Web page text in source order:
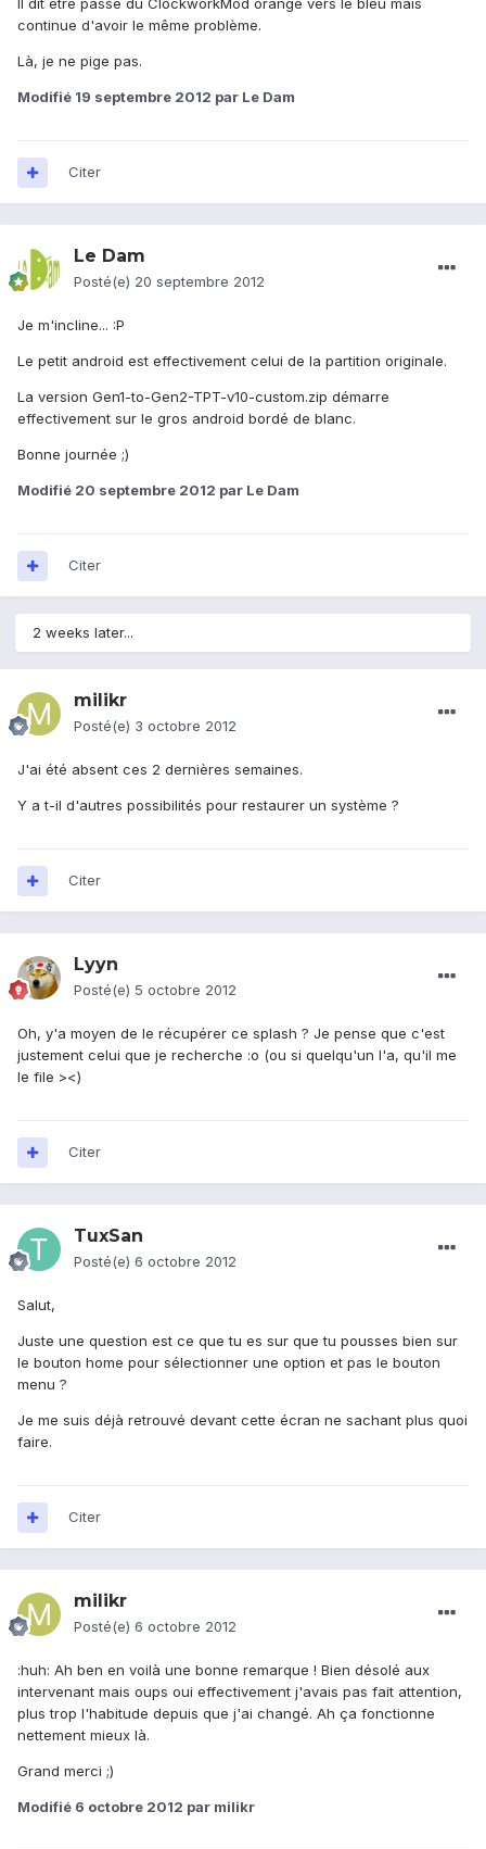
Il dit être passé du ClockworkMod orange vers le bleu mais
continue d'avoir le même problème.
Là, je ne pige pas.
Modifié 19 septembre 2012 par Le Dam
Citer
Le Dam
Posté(e) 20 septembre 2012
Je m'incline... :P
Le petit android est effectivement celui de la partition originale.
La version Gen1-to-Gen2-TPT-v10-custom.zip démarre
effectivement sur le gros android bordé de blanc.
Bonne journée ;)
Modifié 20 septembre 2012 par Le Dam
Citer
2 weeks later...
milikr
Posté(e) 3 octobre 2012
J'ai été absent ces 2 dernières semaines.
Y a t-il d'autres possibilités pour restaurer un système ?
Citer
Lyyn
Posté(e) 5 octobre 2012
Oh, y'a moyen de le récupérer ce splash ? Je pense que c'est
justement celui que je recherche :o (ou si quelqu'un l'a, qu'il me
le file ><)
Citer
TuxSan
Posté(e) 6 octobre 2012
Salut,
Juste une question est ce que tu es sur que tu pousses bien sur
le bouton home pour sélectionner une option et pas le bouton
menu ?
Je me suis déjà retrouvé devant cette écran ne sachant plus quoi
faire.
Citer
milikr
Posté(e) 6 octobre 2012
:huh: Ah ben en voilà une bonne remarque ! Bien désolé aux
intervenant mais oups oui effectivement j'avais pas fait attention,
plus trop l'habitude depuis que j'ai changé. Ah ça fonctionne
nettement mieux là.
Grand merci ;)
Modifié 6 octobre 2012 par milikr